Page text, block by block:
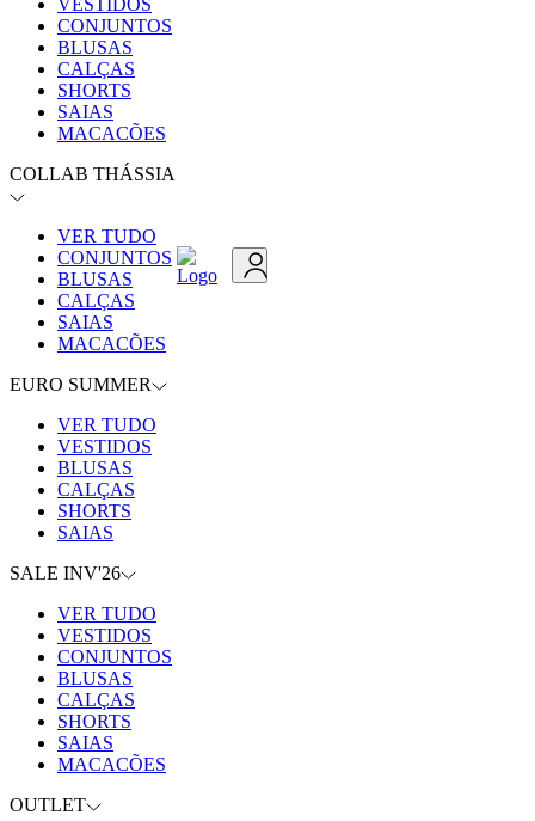
VESTIDOS
CONJUNTOS
BLUSAS
CALÇAS
SHORTS
SAIAS
MACACÕES
COLLAB THÁSSIA
VER TUDO
CONJUNTOS
BLUSAS
CALÇAS
SAIAS
MACACÕES
EURO SUMMER
VER TUDO
VESTIDOS
BLUSAS
CALÇAS
SHORTS
SAIAS
SALE INV'26
VER TUDO
VESTIDOS
CONJUNTOS
BLUSAS
CALÇAS
SHORTS
SAIAS
MACACÕES
OUTLET